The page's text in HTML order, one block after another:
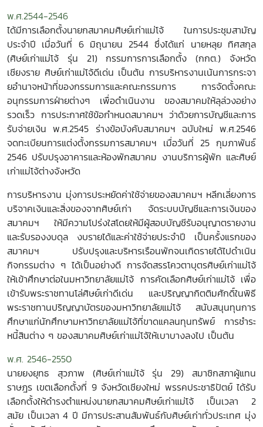
พ.ศ.2544-2546
ได้มีการเลือกตั้งนายกสมาคมศิษย์เก่าแม่โจ้ ในการประชุมสามัญ
ประจำปี เมื่อวันที่ 6 มิถุนายน 2544 ซึ่งได้แก่ นายหลุย ทิศสกุล
(ศิษย์เก่าแม่โจ้ รุ่น 21) กรรมการการเลือกตั้ง (กกต.) จังหวัด
เชียงราย ศิษย์เก่าแม่โจ้ดีเด่น เป็นต้น การบริหารงานเน้นการกระจา
ยอำนาจหน้าที่ของกรรมการและคณะกรรมการ การจัดตั้งคณะ
อนุกรรมการฝ่ายต่างๆ เพื่อดำเนินงาน ของสมาคมให้ลุล่วงอย่าง
รวดเร็ว การประกาศใช้ข้อกำหนดสมาคมฯ ว่าด้วยการบัญชีและการ
รับจ่ายเงิน พ.ศ.2545 ร่างข้อบังคับสมาคมฯ ฉบับใหม่ พ.ศ.2546
จดทะเบียนการแต่งตั้งกรรมการสมาคมฯ เมื่อวันที่ 25 กุมภาพันธ์
2546 ปรับปรุงอาคารและห้องพักสมาคม งานบริการผู้พัก และศิษย์
เก่าแม่โจ้ต่างจังหวัด
การบริหารงาน มุ่งการประหยัดค่าใช้จ่ายของสมาคมฯ หลีกเลี่ยงการ
บริจาคเงินและสิ่งของจากศิษย์เก่า จัดระบบบัญชีและการเงินของ
สมาคมฯ ให้มีความโปร่งใสโดยให้มีผู้สอบบัญชีรับอนุญาตรายงาน
และรับรองงบดุล งบรายได้และค่าใช้จ่ายประจำปี เป็นครั้งแรกของ
สมาคมฯ ปรับปรุงและบริหารเรือนพักจนเกิดรายได้ไปดำเนิน
กิจกรรมต่าง ๆ ได้เป็นอย่างดี การจัดสรรโควตาบุตรศิษย์เก่าแม่โจ้
ให้เข้าศึกษาต่อในมหาวิทยาลัยแม่โจ้ การคัดเลือกศิษย์เก่าแม่โจ้ เพื่อ
เข้ารับพระราชทานโล่ศิษย์เก่าดีเด่น และปริญญากิตติมศักดิ์ในพิธี
พระราชทานปริญญาบัตรของมหาวิทยาลัยแม่โจ้ สนับสนุนทุนการ
ศึกษาแก่นักศึกษามหาวิทยาลัยแม่โจ้ที่ขาดแคลนทุนทรัพย์ การชำระ
หนี้สินต่าง ๆ ของสมาคมศิษย์เก่าแม่โจ้ให้เบาบางลงไป เป็นต้น
พ.ศ. 2546-2550
นายยงยุทธ สุวภาพ (ศิษย์เก่าแม่โจ้ รุ่น 29) สมาชิกสภาผู้แทน
ราษฎร เขตเลือกตั้งที่ 9 จังหวัดเชียงใหม่ พรรคประชาธิปัตย์ ได้รับ
เลือกตั้งให้ดำรงตำแหน่งนายกสมาคมศิษย์เก่าแม่โจ้ เป็นเวลา 2
สมัย เป็นเวลา 4 ปี มีการประสานสัมพันธ์กับศิษย์เก่าทั่วประเทศ มุ่ง